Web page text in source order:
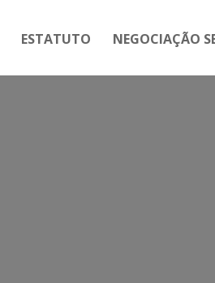
ESTATUTO NEGOCIAÇÃO